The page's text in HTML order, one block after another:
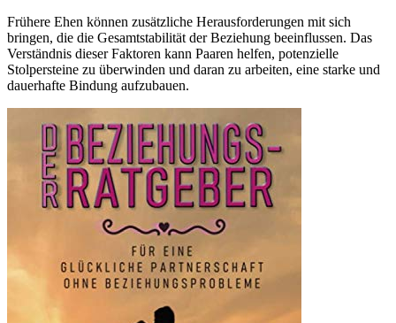
Frühere Ehen können zusätzliche Herausforderungen mit sich
bringen, die die Gesamtstabilität der Beziehung beeinflussen. Das
Verständnis dieser Faktoren kann Paaren helfen, potenzielle
Stolpersteine zu überwinden und daran zu arbeiten, eine starke und
dauerhafte Bindung aufzubauen.